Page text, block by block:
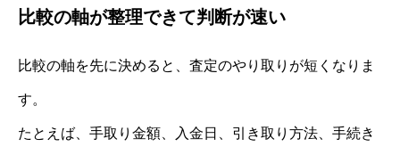
比較の軸が整理できて判断が速い
比較の軸を先に決めると、査定のやり取りが短くなりま
す。
たとえば、手取り金額、入金日、引き取り方法、手続き